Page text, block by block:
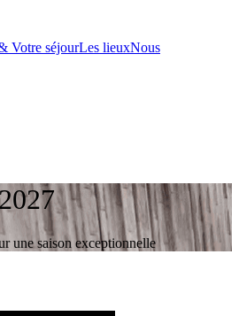
Votre séjourLes lieuxNous
une saison exceptionnelle